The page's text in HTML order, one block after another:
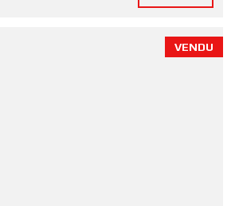
VENDU